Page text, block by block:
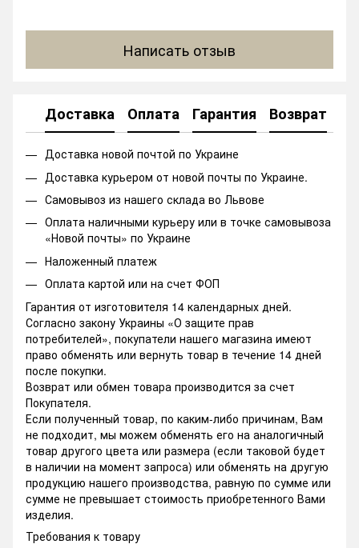
Написать отзыв
Доставка Оплата Гарантия Возврат
Доставка новой почтой по Украине
Доставка курьером от новой почты по Украине.
Самовывоз из нашего склада во Львове
Оплата наличными курьеру или в точке самовывоза
«Новой почты» по Украине
Наложенный платеж
Оплата картой или на счет ФОП
Гарантия от изготовителя 14 календарных дней.
Согласно закону Украины «О защите прав
потребителей», покупатели нашего магазина имеют
право обменять или вернуть товар в течение 14 дней
после покупки.
Возврат или обмен товара производится за счет
Покупателя.
Если полученный товар, по каким-либо причинам, Вам
не подходит, мы можем обменять его на аналогичный
товар другого цвета или размера (если таковой будет
в наличии на момент запроса) или обменять на другую
продукцию нашего производства, равную по сумме или
сумме не превышает стоимость приобретенного Вами
изделия.
Требования к товару